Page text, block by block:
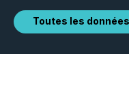
Toutes les